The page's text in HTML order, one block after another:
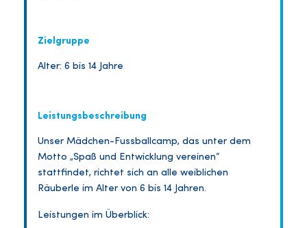
Zielgruppe
Alter: 6 bis 14 Jahre
Leistungsbeschreibung
Unser Mädchen-Fussballcamp, das unter dem
Motto „Spaß und Entwicklung vereinen“
stattfindet, richtet sich an alle weiblichen
Räuberle im Alter von 6 bis 14 Jahren.
Leistungen im Überblick: